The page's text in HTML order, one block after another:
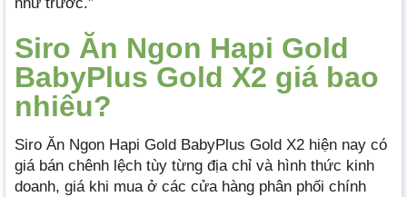
Siro Ăn Ngon Hapi Gold
BabyPlus Gold X2 giá bao
nhiêu?
Siro Ăn Ngon Hapi Gold BabyPlus Gold X2 hiện nay có
giá bán chênh lệch tùy từng địa chỉ và hình thức kinh
doanh, giá khi mua ở các cửa hàng phân phối chính